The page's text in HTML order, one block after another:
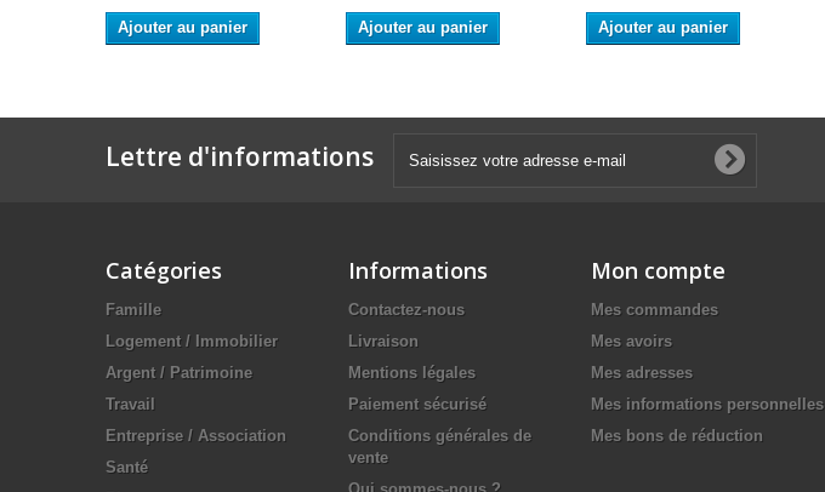
Ajouter au panier Ajouter au panier Ajouter au panier
Lettre d'informations
Catégories
Famille
Logement / Immobilier
Argent / Patrimoine
Travail
Entreprise / Association
Santé
Informations
Contactez-nous
Livraison
Mentions légales
Paiement sécurisé
Conditions générales de
vente
Mon compte
Mes commandes
Mes avoirs
Mes adresses
Mes informations personnelles
Mes bons de réduction